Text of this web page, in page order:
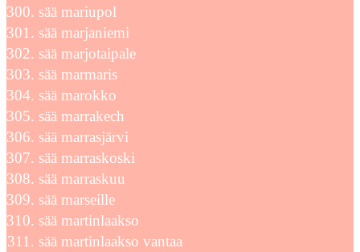
sää mariupol
sää marjaniemi
sää marjotaipale
sää marmaris
sää marokko
sää marrakech
sää marrasjärvi
sää marraskoski
sää marraskuu
sää marseille
sää martinlaakso
sää martinlaakso vantaa